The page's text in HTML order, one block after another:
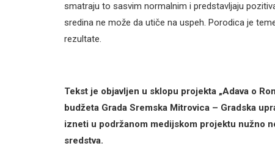
smatraju to sasvim normalnim i predstavljaju
sredina ne može da utiče na uspeh. Porodica je
rezultate.
Tekst je objavljen u sklopu projekta „Adava o
budžeta Grada Sremska Mitrovica – Gradska
izneti u podržanom medijskom projektu nužno
sredstva.